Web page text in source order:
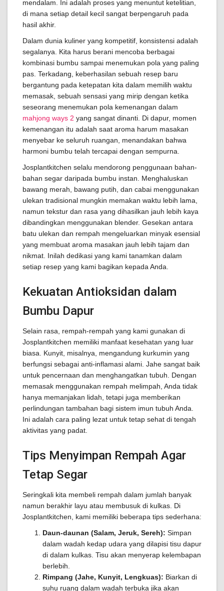
mendalam. Ini adalah proses yang menuntut ketelitian,
di mana setiap detail kecil sangat berpengaruh pada
hasil akhir.
Dalam dunia kuliner yang kompetitif, konsistensi adalah
segalanya. Kita harus berani mencoba berbagai
kombinasi bumbu sampai menemukan pola yang paling
pas. Terkadang, keberhasilan sebuah resep baru
bergantung pada ketepatan kita dalam memilih waktu
memasak, sebuah sensasi yang mirip dengan ketika
seseorang menemukan pola kemenangan dalam
mahjong ways 2 yang sangat dinanti. Di dapur, momen
kemenangan itu adalah saat aroma harum masakan
menyebar ke seluruh ruangan, menandakan bahwa
harmoni bumbu telah tercapai dengan sempurna.
Josplantkitchen selalu mendorong penggunaan bahan-
bahan segar daripada bumbu instan. Menghaluskan
bawang merah, bawang putih, dan cabai menggunakan
ulekan tradisional mungkin memakan waktu lebih lama,
namun tekstur dan rasa yang dihasilkan jauh lebih kaya
dibandingkan menggunakan blender. Gesekan antara
batu ulekan dan rempah mengeluarkan minyak esensial
yang membuat aroma masakan jauh lebih tajam dan
nikmat. Inilah dedikasi yang kami tanamkan dalam
setiap resep yang kami bagikan kepada Anda.
Kekuatan Antioksidan dalam
Bumbu Dapur
Selain rasa, rempah-rempah yang kami gunakan di
Josplantkitchen memiliki manfaat kesehatan yang luar
biasa. Kunyit, misalnya, mengandung kurkumin yang
berfungsi sebagai anti-inflamasi alami. Jahe sangat baik
untuk pencernaan dan menghangatkan tubuh. Dengan
memasak menggunakan rempah melimpah, Anda tidak
hanya memanjakan lidah, tetapi juga memberikan
perlindungan tambahan bagi sistem imun tubuh Anda.
Ini adalah cara paling lezat untuk tetap sehat di tengah
aktivitas yang padat.
Tips Menyimpan Rempah Agar
Tetap Segar
Seringkali kita membeli rempah dalam jumlah banyak
namun berakhir layu atau membusuk di kulkas. Di
Josplantkitchen, kami memiliki beberapa tips sederhana:
Daun-daunan (Salam, Jeruk, Sereh): Simpan
dalam wadah kedap udara yang dilapisi tisu dapur
di dalam kulkas. Tisu akan menyerap kelembapan
berlebih.
Rimpang (Jahe, Kunyit, Lengkuas): Biarkan di
suhu ruang dalam wadah terbuka jika akan